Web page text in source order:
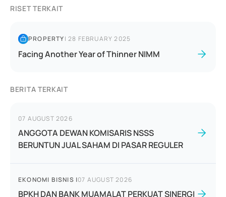
RISET TERKAIT
PROPERTY|28 FEBRUARY 2025
Facing Another Year of Thinner NIMM
BERITA TERKAIT
07 AUGUST 2026
ANGGOTA DEWAN KOMISARIS NSSS
BERUNTUN JUAL SAHAM DI PASAR REGULER
EKONOMI BISNIS |07 AUGUST 2026
BPKH DAN BANK MUAMALAT PERKUAT SINERGI